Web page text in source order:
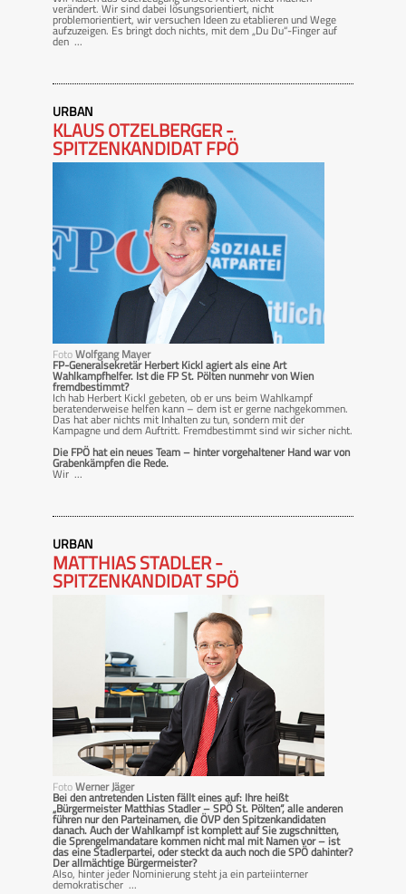
verändert. Wir sind dabei lösungsorientiert, nicht
problemorientiert, wir versuchen Ideen zu etablieren und Wege
aufzuzeigen. Es bringt doch nichts, mit dem „Du Du“-Finger auf
den ...
URBAN
KLAUS OTZELBERGER -
SPITZENKANDIDAT FPÖ
FotoWolfgang Mayer
FP-Generalsekretär Herbert Kickl agiert als eine Art
Wahlkampfhelfer. Ist die FP St. Pölten nunmehr von Wien
fremdbestimmt?
Ich hab Herbert Kickl gebeten, ob er uns beim Wahlkampf
beratenderweise helfen kann – dem ist er gerne nachgekommen.
Das hat aber nichts mit Inhalten zu tun, sondern mit der
Kampagne und dem Auftritt. Fremdbestimmt sind wir sicher nicht.
Die FPÖ hat ein neues Team – hinter vorgehaltener Hand war von
Grabenkämpfen die Rede.
Wir ...
URBAN
MATTHIAS STADLER -
SPITZENKANDIDAT SPÖ
FotoWerner Jäger
Bei den antretenden Listen fällt eines auf: Ihre heißt
„Bürgermeister Matthias Stadler – SPÖ St. Pölten“, alle anderen
führen nur den Parteinamen, die ÖVP den Spitzenkandidaten
danach. Auch der Wahlkampf ist komplett auf Sie zugschnitten,
die Sprengelmandatare kommen nicht mal mit Namen vor – ist
das eine Stadlerpartei, oder steckt da auch noch die SPÖ dahinter?
Der allmächtige Bürgermeister?
Also, hinter jeder Nominierung steht ja ein parteiinterner
demokratischer ...